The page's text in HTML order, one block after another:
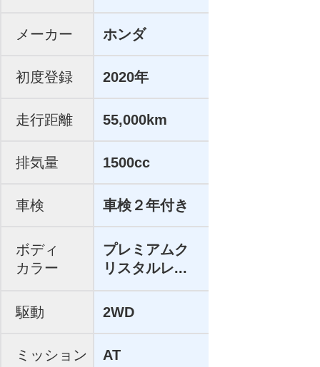
メーカー ホンダ
初度登録 2020年
走行距離 55,000km
排気量 1500cc
車検 車検２年付き
ボディ
カラー
プレミアムク
リスタルレ...
駆動 2WD
ミッション AT